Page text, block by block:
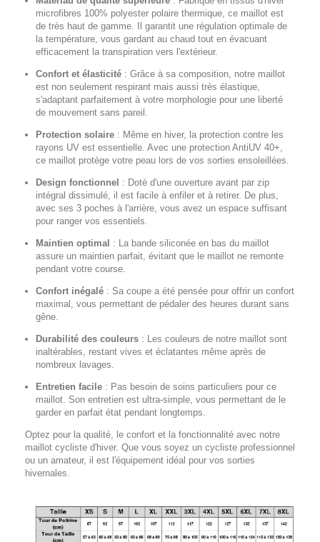
microfibres 100% polyester polaire thermique, ce maillot est
de très haut de gamme. Il garantit une régulation optimale de
la température, vous gardant au chaud tout en évacuant
efficacement la transpiration vers l'extérieur.
Confort et élasticité : Grâce à sa composition, notre maillot
est non seulement respirant mais aussi très élastique,
s'adaptant parfaitement à votre morphologie pour une liberté
de mouvement sans pareil.
Protection solaire : Même en hiver, la protection contre les
rayons UV est essentielle. Avec une protection AntiUV 40+,
ce maillot protège votre peau lors de vos sorties ensoleillées.
Design fonctionnel : Doté d'une ouverture avant par zip
intégral dissimulé, il est facile à enfiler et à retirer. De plus,
avec ses 3 poches à l'arrière, vous avez un espace suffisant
pour ranger vos essentiels.
Maintien optimal : La bande siliconée en bas du maillot
assure un maintien parfait, évitant que le maillot ne remonte
pendant votre course.
Confort inégalé : Sa coupe a été pensée pour offrir un confort
maximal, vous permettant de pédaler des heures durant sans
gêne.
Durabilité des couleurs : Les couleurs de notre maillot sont
inaltérables, restant vives et éclatantes même après de
nombreux lavages.
Entretien facile : Pas besoin de soins particuliers pour ce
maillot. Son entretien est ultra-simple, vous permettant de le
garder en parfait état pendant longtemps.
Optez pour la qualité, le confort et la fonctionnalité avec notre
maillot cycliste d'hiver. Que vous soyez un cycliste professionnel
ou un amateur, il est l'équipement idéal pour vos sorties
hivernales.